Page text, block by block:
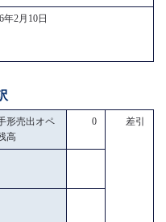
2月10日
形売出オペ
高
0 差引